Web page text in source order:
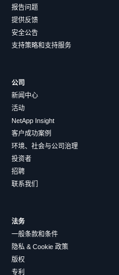
报告问题
提供反馈
安全公告
支持策略和支持服务
公司
新闻中心
活动
NetApp Insight
客户成功案例
环境、社会与公司治理
投资者
招聘
联系我们
法务
一般条款和条件
隐私 & Cookie 政策
版权
专利